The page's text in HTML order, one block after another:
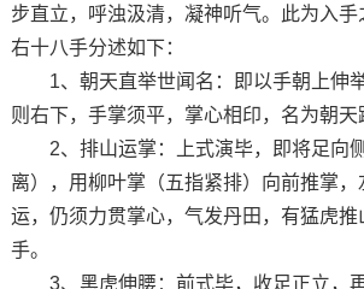
步直立，呼浊汲清，凝神听气。此为入
右十八手分述如下：
1、朝天直举世闻名：即以手朝上伸
则右下，手掌须平，掌心相印，名为朝天
2、排山运掌：上式演毕，即将足向
离），用柳叶掌（五指紧排）向前推掌，
运，仍须力贯掌心，气发丹田，有猛虎推
手。
3、黑虎伸腰：前式毕，收足正立，